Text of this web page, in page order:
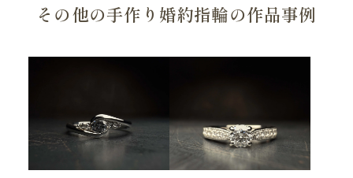
その他の手作り婚約指輪の作品事例